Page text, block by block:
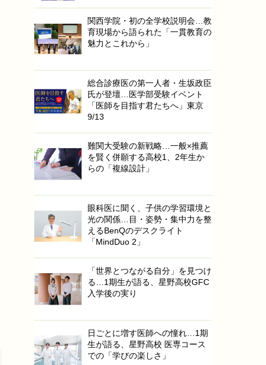
関西学院・初の全学校説明会…教
育現場から語られた「一貫教育の
魅力とこれから」
総合診療医の第一人者・生坂政臣
氏が登壇…医学部受験イベント
「医師を目指す君たちへ」東京
9/13
難関大受験の新戦略…一般×推薦
を賢く併願する高校1、2年生か
らの「複線設計」
眼科医に聞く、子供の学習環境と
光の関係…目・姿勢・集中力を整
えるBenQのデスクライト
「MindDuo 2」
「世界とつながる自分」を見つけ
る…1期生が語る、星野高校GFC
入学後の実り
日ごとに増す医師への憧れ…1期
生が語る、星野高校 医専コース
での「学びの楽しさ」